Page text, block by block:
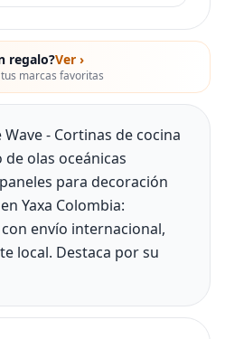
regalo?Ver ›
marcas favoritas
- Cortinas de cocina
olas oceánicas
para decoración
Yaxa Colombia:
envío internacional,
local. Destaca por su